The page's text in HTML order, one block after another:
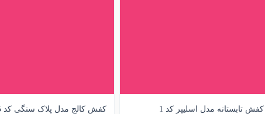
کفش تابستانه مدل اسلیپر کد 1 کفش کالج مدل پلاک سنگی کد 525